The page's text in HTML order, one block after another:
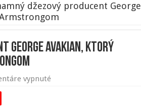
džezový producent George
George Avakian, ktorý
vypnuté